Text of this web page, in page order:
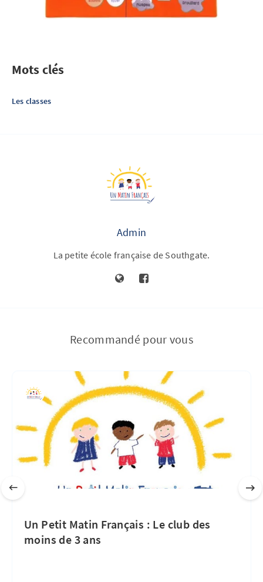
Mots clés
Les classes
Admin
La petite école française de Southgate.
Recommandé pour vous
Un Petit Matin Français : Le club des
moins de 3 ans